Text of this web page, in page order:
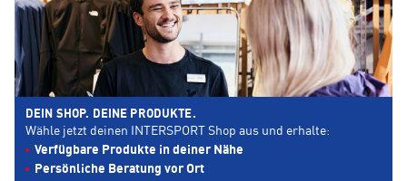
DEIN SHOP. DEINE PRODUKTE.
Wähle jetzt deinen INTERSPORT Shop aus und erhalte:
Verfügbare Produkte in deiner Nähe
Persönliche Beratung vor Ort